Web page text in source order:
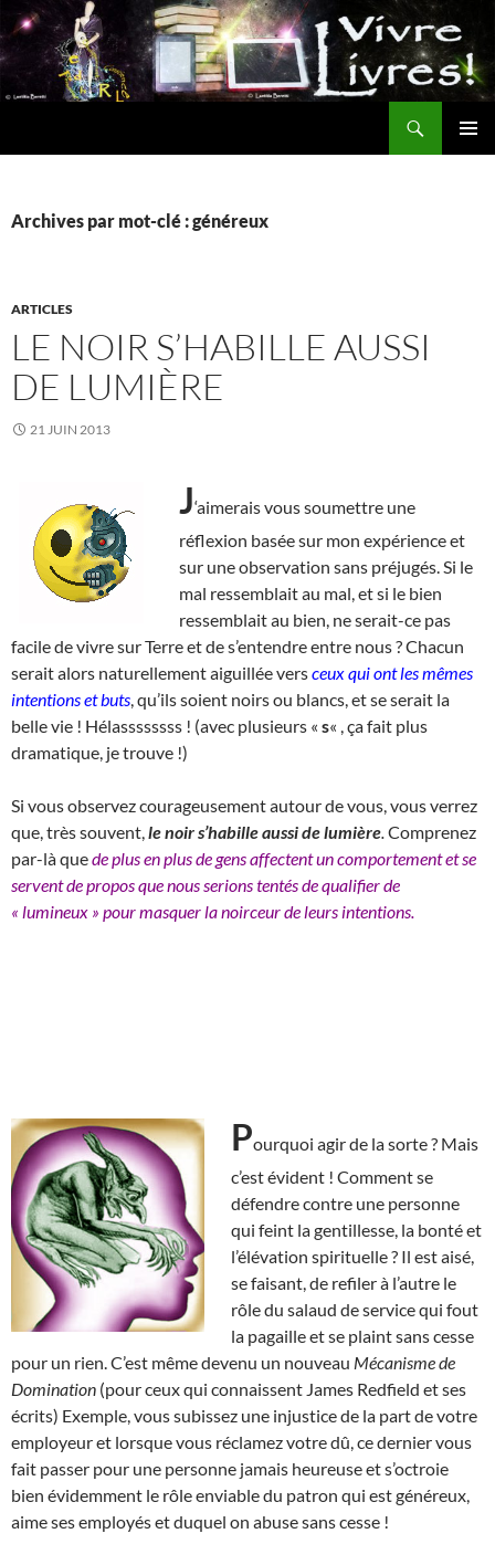
Aller
au
contenu
Archives par mot-clé : généreux
ARTICLES
LE NOIR S’HABILLE AUSSI
DE LUMIÈRE
21 JUIN 2013
J‘aimerais vous soumettre une
réflexion basée sur mon expérience et
sur une observation sans préjugés. Si le
mal ressemblait au mal, et si le bien
ressemblait au bien, ne serait-ce pas
facile de vivre sur Terre et de s’entendre entre nous ? Chacun
serait alors naturellement aiguillée versceux qui ont les mêmes
intentions et buts , qu’ils soient noirs ou blancs, et se serait la
belle vie ! Hélassssssss ! (avec plusieurs « s« , ça fait plus
dramatique, je trouve !)
Si vous observez courageusement autour de vous, vous verrez
que, très souvent, le noir s’habille aussi de lumière Comprenez
par-là quede plus en plus de gens affectent un comportement et se
servent de propos que nous serions tentés de qualifier de
« lumineux » pour masquer la noirceur de leurs intentions.
Pourquoi agir de la sorte ? Mais
c’est évident ! Comment se
défendre contre une personne
qui feint la gentillesse, la bonté et
l’élévation spirituelle ? Il est aisé,
se faisant, de refiler à l’autre le
rôle du salaud de service qui fout
la pagaille et se plaint sans cesse
pour un rien. C’est même devenu un nouveau Mécanisme de
Domination (pour ceux qui connaissent James Redfield et ses
écrits) Exemple, vous subissez une injustice de la part de votre
employeur et lorsque vous réclamez votre dû, ce dernier vous
fait passer pour une personne jamais heureuse et s’octroie
bien évidemment le rôle enviable du patron qui est généreux,
aime ses employés et duquel on abuse sans cesse !